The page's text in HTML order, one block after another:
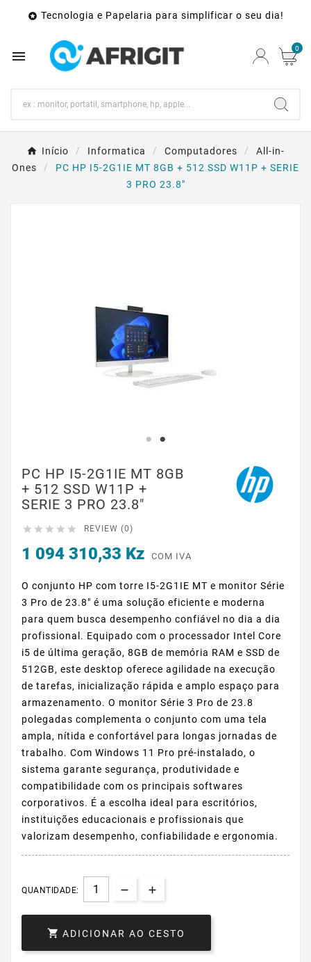
 Tecnologia e Papelaria para simplificar o seu dia!
 0
Início Informatica Computadores
All-in-
Ones
PC HP I5-2G1IE MT 8GB + 512 SSD W11P + SERIE
3 PRO 23.8"
PC HP I5-2G1IE MT 8GB
+ 512 SSD W11P +
SERIE 3 PRO 23.8"
     REVIEW (0)
1 094 310,33 Kz COM IVA
O conjunto HP com torre I5-2G1IE MT e monitor Série
3 Pro de 23.8" é uma solução eficiente e moderna
para quem busca desempenho confiável no dia a dia
profissional. Equipado com o processador Intel Core
i5 de última geração, 8GB de memória RAM e SSD de
512GB, este desktop oferece agilidade na execução
de tarefas, inicialização rápida e amplo espaço para
armazenamento. O monitor Série 3 Pro de 23.8
polegadas complementa o conjunto com uma tela
ampla, nítida e confortável para longas jornadas de
trabalho. Com Windows 11 Pro pré-instalado, o
sistema garante segurança, produtividade e
compatibilidade com os principais softwares
corporativos. É a escolha ideal para escritórios,
instituições educacionais e profissionais que
valorizam desempenho, confiabilidade e ergonomia.
QUANTIDADE:
 ADICIONAR AO CESTO